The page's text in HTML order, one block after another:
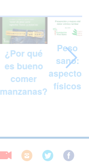
¿Por qué
es bueno
comer
manzanas?
Peso
sano:
aspectos
físicos